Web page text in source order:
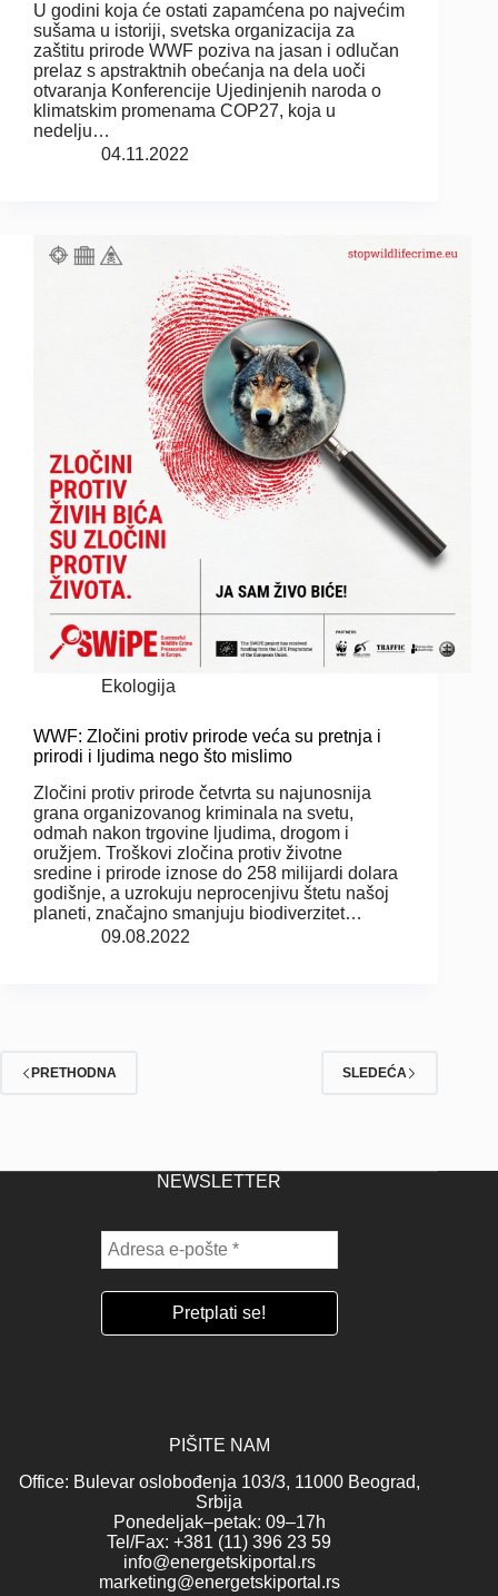
U godini koja će ostati zapamćena po najvećim
sušama u istoriji, svetska organizacija za
zaštitu prirode WWF poziva na jasan i odlučan
prelaz s apstraktnih obećanja na dela uoči
otvaranja Konferencije Ujedinjenih naroda o
klimatskim promenama COP27, koja u
nedelju…
04.11.2022
Ekologija
WWF: Zločini protiv prirode veća su pretnja i
prirodi i ljudima nego što mislimo
Zločini protiv prirode četvrta su najunosnija
grana organizovanog kriminala na svetu,
odmah nakon trgovine ljudima, drogom i
oružjem. Troškovi zločina protiv životne
sredine i prirode iznose do 258 milijardi dolara
godišnje, a uzrokuju neprocenjivu štetu našoj
planeti, značajno smanjuju biodiverzitet…
09.08.2022
PRETHODNA SLEDEĆA
NEWSLETTER
PIŠITE NAM
Office: Bulevar oslobođenja 103/3, 11000 Beograd,
Srbija
Ponedeljak–petak: 09–17h
Tel/Fax: +381 (11) 396 23 59
info@energetskiportal.rs
marketing@energetskiportal.rs